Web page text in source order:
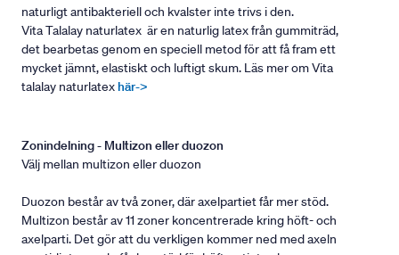
naturligt antibakteriell och kvalster inte trivs i den.
Vita Talalay naturlatex är en naturlig latex från gummiträd,
det bearbetas genom en speciell metod för att få fram ett
mycket jämnt, elastiskt och luftigt skum. Läs mer om Vita
talalay naturlatexhär->
Zonindelning - Multizon eller duozon
Välj mellan multizon eller duozon
Duozon består av två zoner, där axelpartiet får mer stöd.
Multizon består av 11 zoner koncentrerade kring höft- och
axelparti. Det gör att du verkligen kommer ned med axeln